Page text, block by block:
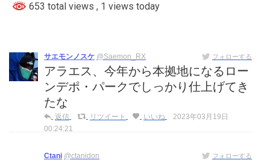
653 total views , 1 views today
サエモンノスケ @Saemon_RX フォローする
アラエス、今年から本拠地になるロー
ンデポ・パークでしっかり仕上げてき
たな
返信 リツイート いいね
2023年03月19日
00:24:21
Ctani @ctanidon フォローする